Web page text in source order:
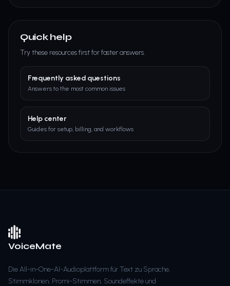
Quick help
Try these resources first for faster answers.
Frequently asked questions
Answers to the most common issues
Help center
Guides for setup, billing, and workflows
VoiceMate
Die All-in-One-AI-Audioplattform für Text zu Sprache,
Stimmklonen, Promi-Stimmen, Soundeffekte und